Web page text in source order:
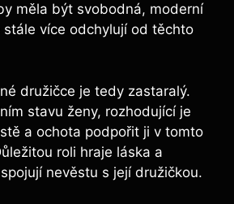
měla být svobodná,‍ moderní
stále více odchylují od těchto
družičce je tedy zastaralý.
stavu ženy, rozhodující je⁣
a ochota ‌podpořit ji v tomto
roli hraje láska​ a
nevěstu s její družičkou.